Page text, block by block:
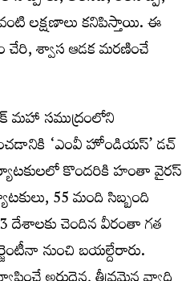
లక్షణాలు కనిపిస్తాయి. ఈ
చేరి, శ్వాస ఆడక మరణించే
మహా సముద్రంలోని
‘ఎంవీ హోండియస్‌’ డచ్
కొందరికి హంతా వైరస్
55 మంది సిబ్బంది
దేశాలకు చెందిన వీరంతా గత
నుంచి బయల్దేరారు.